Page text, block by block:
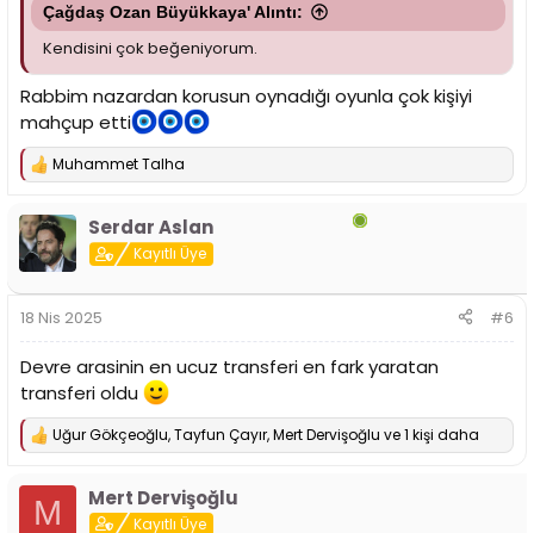
Çağdaş Ozan Büyükkaya' Alıntı:
Kendisini çok beğeniyorum.
Rabbim nazardan korusun oynadığı oyunla çok kişiyi
mahçup etti
T
p
k
i
l
:
Muhammet Talha
Serdar Aslan
Kayıtlı Üye
18 Nis 2025 #6
Devre arasinin en ucuz transferi en fark yaratan
transferi oldu
T
Uğur Gökçeoğlu,Tayfun Çayır,Mert Dervişoğlu ve 1 kişi daha
M Mert Dervişoğlu
Kayıtlı Üye